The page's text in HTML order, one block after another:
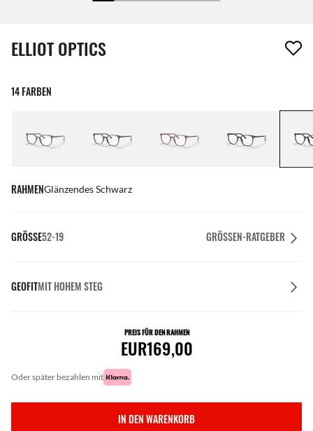
1 Artikel wurde von deiner Wunschliste entfernt
ELLIOT OPTICS
14 FARBEN
RAHMENGlänzendes Schwarz
GRÖSSE52-19 GRÖSSEN-RATGEBER
GEOFITMIT HOHEM STEG
PREIS FÜR DEN RAHMEN
EUR169,00
oder später bezahlen mit
IN DEN WARENKORB